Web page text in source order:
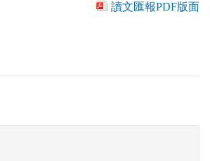
讀文匯報PDF版面